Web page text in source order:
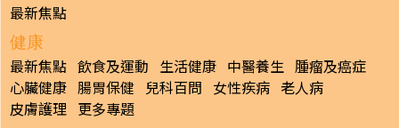
最新焦點
健康
最新焦點 飲食及運動 生活健康 中醫養生 腫瘤及癌症
心臟健康 腸胃保健 兒科百問 女性疾病 老人病
皮膚護理 更多專題